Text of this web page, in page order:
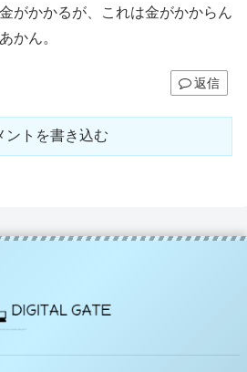
がかかるが、これは金がかからん
かん。
返信
ントを書き込む